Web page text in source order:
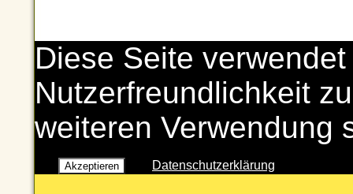
Diese Seite
Nutzerfreundlichkeit
weiteren Verwendung
Akzeptieren Datenschutzerklärung